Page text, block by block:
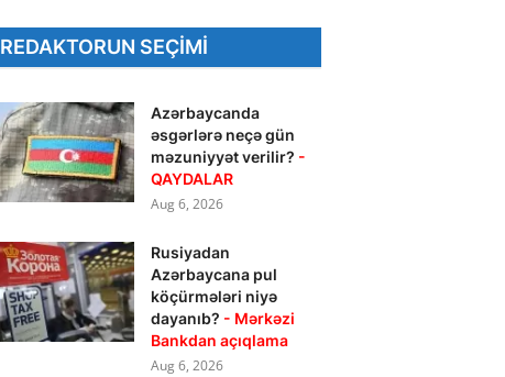
REDAKTORUN SEÇIMI
Azərbaycanda
əsgərlərə neçə gün
məzuniyyət verilir? -
QAYDALAR
Aug 6, 2026
Rusiyadan
Azərbaycana pul
köçürmələri niyə
dayanıb? - Mərkəzi
Bankdan açıqlama
Aug 6, 2026